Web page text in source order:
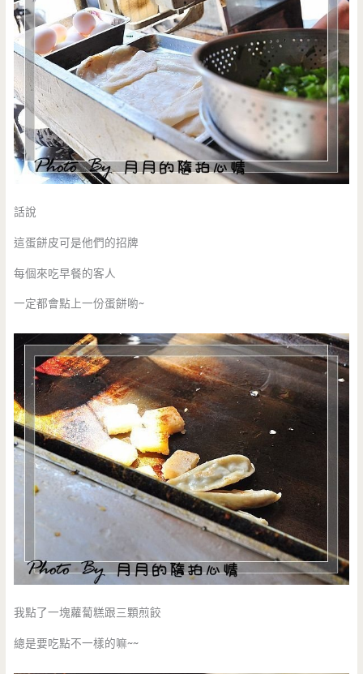
話說
這蛋餅皮可是他們的招牌
每個來吃早餐的客人
一定都會點上一份蛋餅喲~
我點了一塊蘿蔔糕跟三顆煎餃
總是要吃點不一樣的嘛~~